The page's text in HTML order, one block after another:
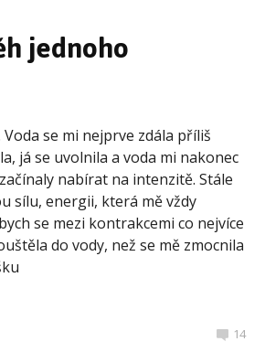
jednoho
se mi nejprve zdála příliš
já se uvolnila a voda mi nakonec
nabírat na intenzitě. Stále
sílu, energii, která mě vždy
se mezi kontrakcemi co nejvíce
do vody, než se mě zmocnila
14